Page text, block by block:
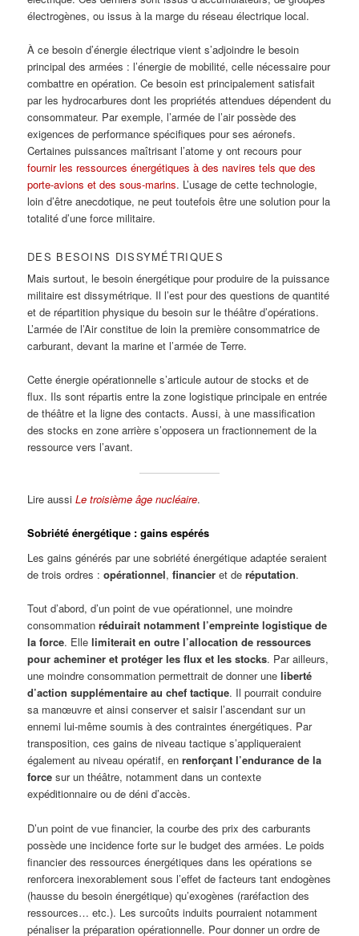
électrogènes, ou issus à la marge du réseau électrique local.
À ce besoin d’énergie électrique vient s’adjoindre le besoin
principal des armées : l’énergie de mobilité, celle nécessaire pour
combattre en opération. Ce besoin est principalement satisfait
par les hydrocarbures dont les propriétés attendues dépendent du
consommateur. Par exemple, l’armée de l’air possède des
exigences de performance spécifiques pour ses aéronefs.
Certaines puissances maîtrisant l’atome y ont recours pour
fournir les ressources énergétiques à des navires tels que des
porte-avions et des sous-marins. L’usage de cette technologie,
loin d’être anecdotique, ne peut toutefois être une solution pour la
totalité d’une force militaire.
DES BESOINS DISSYMÉTRIQUES
Mais surtout, le besoin énergétique pour produire de la puissance
militaire est dissymétrique. Il l’est pour des questions de quantité
et de répartition physique du besoin sur le théâtre d’opérations.
L’armée de l’Air constitue de loin la première consommatrice de
carburant, devant la marine et l’armée de Terre.
Cette énergie opérationnelle s’articule autour de stocks et de
flux. Ils sont répartis entre la zone logistique principale en entrée
de théâtre et la ligne des contacts. Aussi, à une massification
des stocks en zone arrière s’opposera un fractionnement de la
ressource vers l’avant.
Lire aussiLe troisième âge nucléaire.
Sobriété énergétique : gains espérés
Les gains générés par une sobriété énergétique adaptée seraient
de trois ordres :opérationnel,financier et deréputation.
Tout d’abord, d’un point de vue opérationnel, une moindre
consommation réduirait notamment l’empreinte logistique de
la force. Ellelimiterait en outre l’allocation de ressources
pour acheminer et protéger les flux et les stocks. Par ailleurs,
une moindre consommation permettrait de donner uneliberté
d’action supplémentaire au chef tactique. Il pourrait conduire
sa manœuvre et ainsi conserver et saisir l’ascendant sur un
ennemi lui-même soumis à des contraintes énergétiques. Par
transposition, ces gains de niveau tactique s’appliqueraient
également au niveau opératif, enrenforçant l’endurance de la
forcesur un théâtre, notamment dans un contexte
expéditionnaire ou de déni d’accès.
D’un point de vue financier, la courbe des prix des carburants
possède une incidence forte sur le budget des armées. Le poids
financier des ressources énergétiques dans les opérations se
renforcera inexorablement sous l’effet de facteurs tant endogènes
(hausse du besoin énergétique) qu’exogènes (raréfaction des
ressources… etc.). Les surcoûts induits pourraient notamment
pénaliser la préparation opérationnelle. Pour donner un ordre de